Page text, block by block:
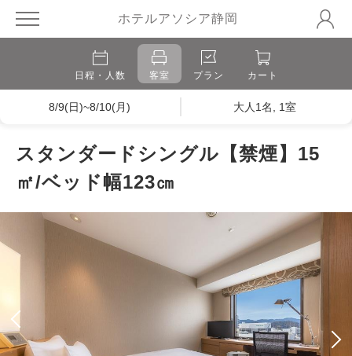
ホテルアソシア静岡
日程・人数 客室 プラン カート
8/9(日)~8/10(月) 大人1名, 1室
スタンダードシングル【禁煙】15
㎡/ベッド幅123㎝